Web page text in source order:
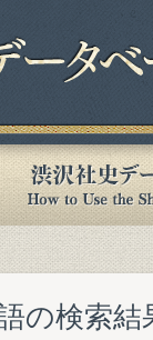
の検索結